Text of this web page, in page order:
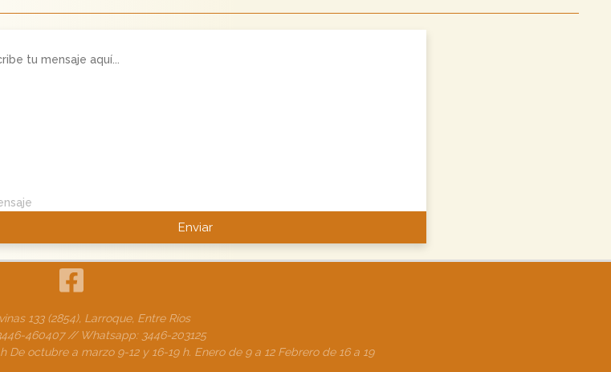
133 (2854), Larroque, Entre Ríos
460407// Whatsapp: 3446-203125
De octubre a marzo 9-12 y 16-19 h. Enero de 9 a 12 Febrero de 16 a 19